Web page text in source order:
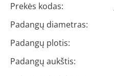
Prekės kodas:
Padangų diametras:
Padangų plotis:
Padangų aukštis: